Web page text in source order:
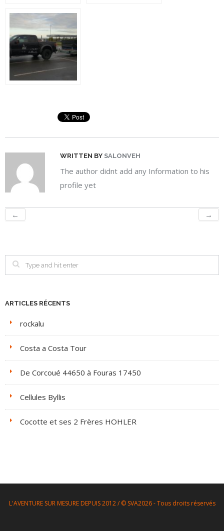
WRITTEN BY SALONVEH
The author didnt add any Information to his
profile yet
← →
ARTICLES RÉCENTS
rockalu
Costa a Costa Tour
De Corcoué 44650 à Fouras 17450
Cellules Byllis
Cocotte et ses 2 Frères HOHLER
L'AVENTURE SUR MESURE DEPUIS 2012 / © SVA2026 - Tous droits réservés